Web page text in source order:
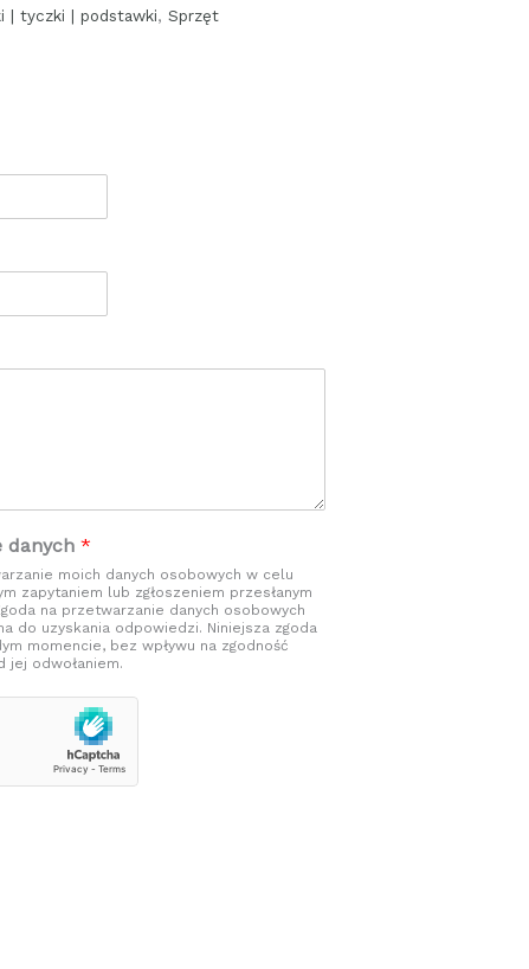
| tyczki | podstawki, Sprzęt
danych *
moich danych osobowych w celu
zapytaniem lub zgłoszeniem przesłanym
na przetwarzanie danych osobowych
do uzyskania odpowiedzi. Niniejsza zgoda
momencie, bez wpływu na zgodność
jej odwołaniem.